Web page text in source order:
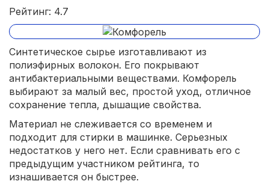
Рейтинг: 4.7
Синтетическое сырье изготавливают из
полиэфирных волокон. Его покрывают
антибактериальными веществами. Комфорель
выбирают за малый вес, простой уход, отличное
сохранение тепла, дышащие свойства.
Материал не слеживается со временем и
подходит для стирки в машинке. Серьезных
недостатков у него нет. Если сравнивать его с
предыдущим участником рейтинга, то
изнашивается он быстрее.